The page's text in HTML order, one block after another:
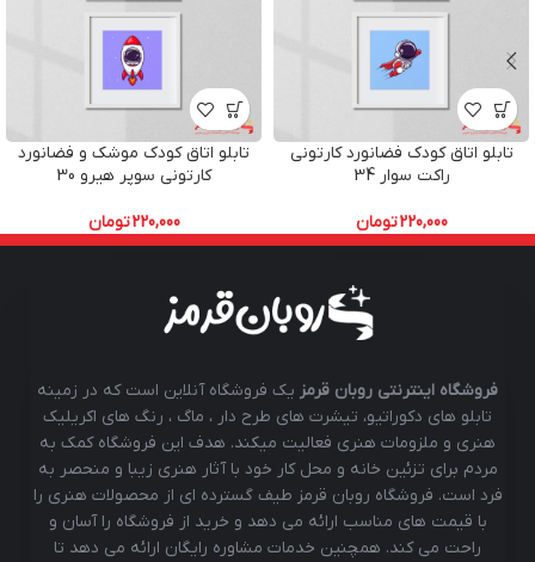
تابلو اتاق کودک فضانورد کارتونی
راکت سوار 34
220,000تومان
تابلو اتاق کودک موشک و فضانورد
کارتونی سوپر هیرو 30
220,000تومان
فروشگاه اینترنتی روبان قرمز یک فروشگاه آنلاین است که در زمینه
تابلو های دکوراتیو، تیشرت های طرح دار ، ماگ ، رنگ های اکریلیک
هنری و ملزومات هنری فعالیت میکند. هدف این فروشگاه کمک به
مردم برای تزئین خانه و محل کار خود با آثار هنری زیبا و منحصر به
فرد است. فروشگاه روبان قرمز طیف گسترده ای از محصولات هنری را
با قیمت های مناسب ارائه می دهد و خرید از فروشگاه را آسان و
راحت می کند. همچنین خدمات مشاوره رایگان ارائه می دهد تا